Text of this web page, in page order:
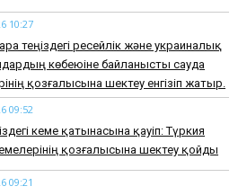
10:27
теңіздегі ресейлік және украиналық
көбеюіне байланысты сауда
қозғалысына шектеу енгізіп жатыр.
09:52
кеме қатынасына қауіп: Түркия
қозғалысына шектеу қойды
09:21